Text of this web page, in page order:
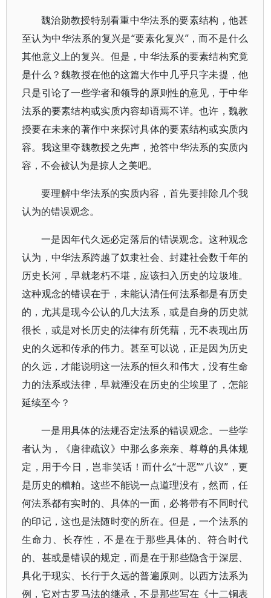
魏治勋教授特别看重中华法系的要素结构，他甚
至认为中华法系的复兴是“要素化复兴”，而不是什么
其他意义上的复兴。但是，中华法系的要素结构究竟
是什么？魏教授在他的这篇大作中几乎只字未提，他
只是引论了一些学者和领导的原则性的意见，于中华
法系的要素结构或实质内容却语焉不详。也许，魏教
授要在未来的著作中来探讨具体的要素结构或实质内
容。我这里夺魏教授之先声，抢答中华法系的实质内
容，不会被认为是掠人之美吧。
要理解中华法系的实质内容，首先要排除几个我
认为的错误观念。
一是因年代久远必定落后的错误观念。这种观念
认为，中华法系跨越了奴隶社会、封建社会数千年的
历史长河，早就老朽不堪，应该扫入历史的垃圾堆。
这种观念的错误在于，未能认清任何法系都是有历史
的，尤其是现今公认的几大法系，或是自身的历史就
很长，或是对长历史的法律有所凭藉，无不表现出历
史的久远和传承的伟力。甚至可以说，正是因为历史
的久远，才能说明这一法系的恒久和伟大，没有生命
力的法系或法律，早就湮没在历史的尘埃里了，怎能
延续至今？
一是用具体的法规否定法系的错误观念。一些学
者认为，《唐律疏议》中那么多亲亲、尊尊的具体规
定，用于今日，岂非笑话！而什么“十恶”“八议”，更
是历史的糟粕。这些不能说一点道理没有，然而，任
何法系都有实时的、具体的一面，必将带有不同时代
的印记，这也是法随时变的所在。但是，一个法系的
生命力、长存性，不是在于那些具体的、符合时代
的、甚或是错误的规定，而是在于那些隐含于深层、
具化于现实、长行于久远的普遍原则。以西方法系为
例，它对古罗马法的继承，不是那些写在《十二铜表